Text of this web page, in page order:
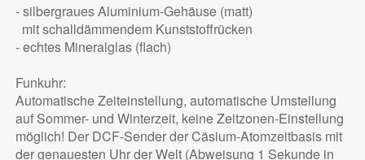
- silbergraues Aluminium-Gehäuse (matt)
mit schalldämmendem Kunststoffrücken
- echtes Mineralglas (flach)
Funkuhr:
Automatische Zeiteinstellung, automatische Umstellung
auf Sommer- und Winterzeit, keine Zeitzonen-Einstellung
möglich! Der DCF-Sender der Cäsium-Atomzeitbasis mit
der genauesten Uhr der Welt (Abweisung 1 Sekunde in